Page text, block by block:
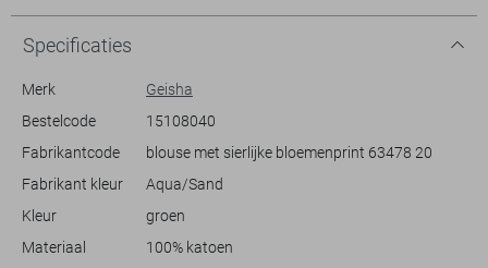
zorgt. De combinatie van aqua en zandkleuren zorgt voor een
levendig, maar toch rustgevend effect dat ideaal is voor casual dagen
of ontspannen uitjes.
Gemaakt van 100% katoen, biedt deze blouse ademend comfort, zelfs
lunchafspraak hebt, deze blouse is een uitstekende keuze. Combineer
het eenvoudig met een lichte jeans of een zomerse rok voor een
moeiteloze, stijlvolle look. De bloemendetails geven een speels tintje,
op je garderobe voor het seizoen.
Specificaties
Merk
Geisha
Bestelcode
15108040
Fabrikantcode
blouse met sierlijke bloemenprint 63478 20
Fabrikant kleur
Aqua/Sand
Kleur
groen
Materiaal
100% katoen